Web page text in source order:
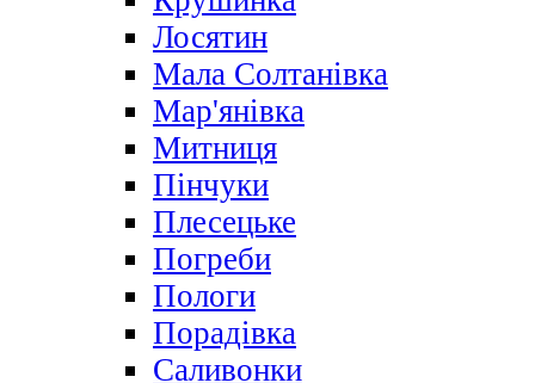
Лосятин
Мала Солтанівка
Мар'янівка
Митниця
Пінчуки
Плесецьке
Погреби
Пологи
Порадівка
Саливонки